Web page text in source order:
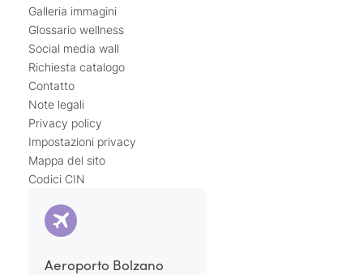
Galleria immagini
Glossario wellness
Social media wall
Richiesta catalogo
Contatto
Note legali
Privacy policy
Impostazioni privacy
Mappa del sito
Codici CIN
Aeroporto Bolzano